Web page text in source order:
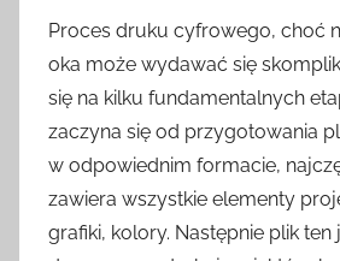
Proces druku cyfrowego, choć
oka może wydawać się
się na kilku fundamentalnych
zaczyna się od przygotowania
w odpowiednim formacie,
zawiera wszystkie elementy
grafiki, kolory. Następnie plik ten